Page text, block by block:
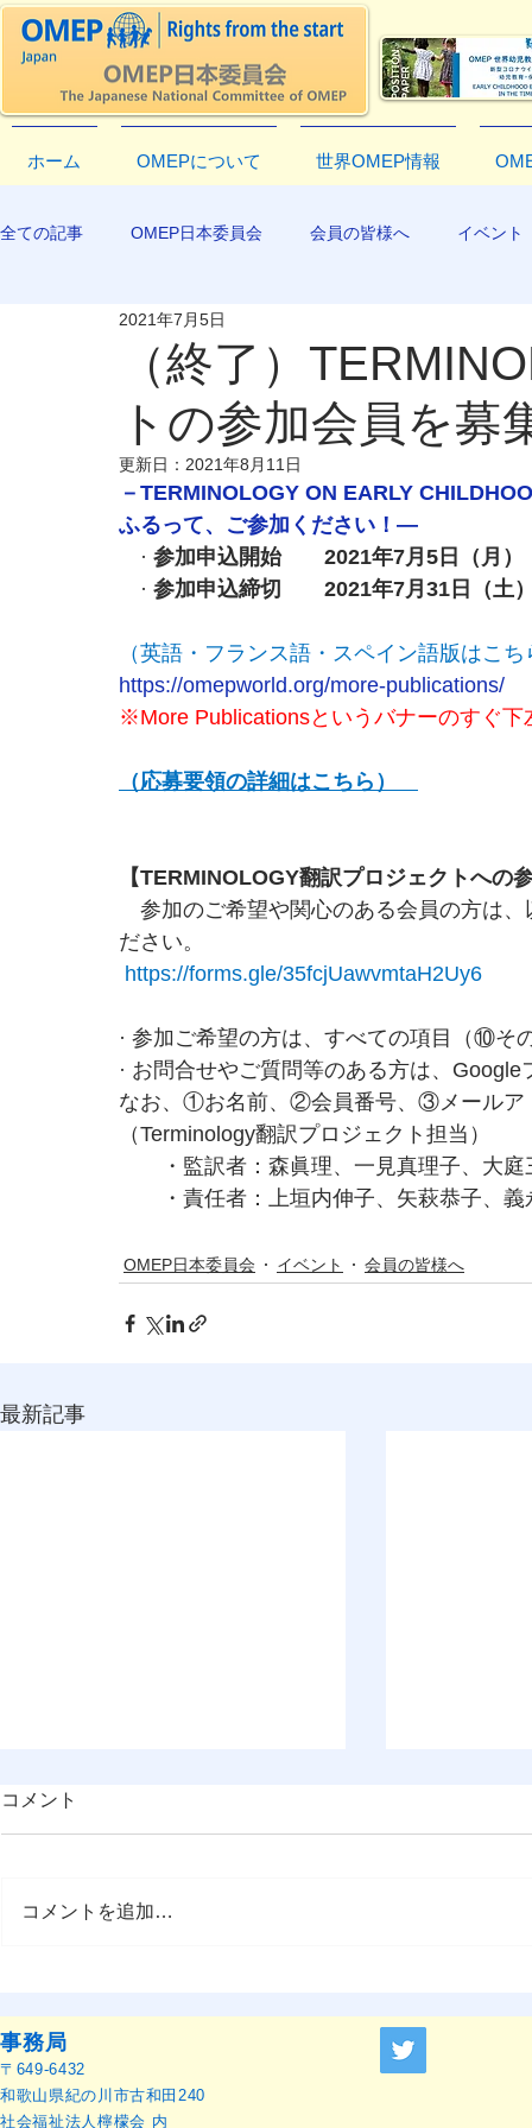
ホーム OMEPについて 世界OMEP情報
全ての記事 OMEP日本委員会 会員の皆様へ イベント
EXCO-COMMUNICATION
（終了）
トの参加会員を募
2021年7月5日
更新日： 2021年8月11日
－TERMINOLOGY ON EARLY
ふるって、ご参加ください！―
· 参加申込開始　　2021年7月5日（月）
· 参加申込締切　　2021年7月31日（土
（英語・フランス語・スペイン語版はこち
https://omepworld.org/more-publications/
※More Publicationsというバナーのすぐ下
（応募要領の詳細はこちら）
【TERMINOLOGY翻訳プロジェクトへの
参加のご希望や関心のある会員の方は、
ださい。
https://forms.gle/35fcjUawvmtaH2Uy6
· 参加ご希望の方は、すべての項目（⑩そ
· お問合せやご質問等のある方は、
なお、①お名前、②会員番号、③メールア
（Terminology翻訳プロジェクト担当）
・監訳者：森眞理、一見真理子、大庭
・責任者：上垣内伸子、矢萩恭子、義
OMEP日本委員会 イベント 会員の皆様へ
最新記事
催のお知らせ
ャーナル』
せ
コメント
コメントを追加…
事務局
〒649-6432
和歌山県紀の川市古和田240
社会福祉法人檸檬会 内